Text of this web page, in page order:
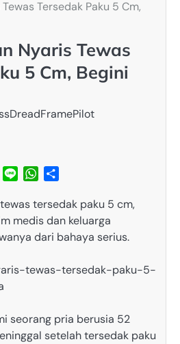
Tersedak Paku 5 Cm,
Nyaris Tewas
5 Cm, Begini
Messenger
Line WhatsApp
tersedak paku 5 cm,
medis dan keluarga
dari bahaya serius.
seorang pria berusia 52
setelah tersedak paku